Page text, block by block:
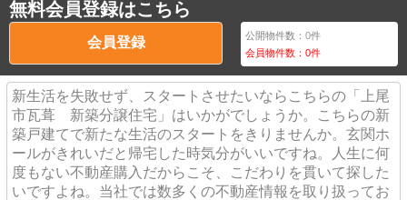
無料会員登録はこちら
会員登録 公開物件数：0件
会員物件数：0件
新生活を失敗せず、スタートさせたいならこちらの「上尾
市瓦葺 新築分譲住宅」はいかがでしょうか。こちらの新
築戸建てで新たな生活のスタートをきりませんか。玄関ホ
ールがきれいだと帰宅した時気分がいいですね。人生に何
度もない不動産購入だからこそ、こだわりを貫いて探した
いですよね。当社では数多くの不動産情報を取り扱ってお